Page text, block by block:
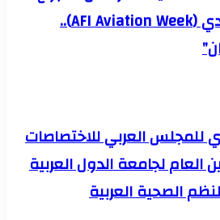
أفريقيا والمحيط الهندي (AFI Aviation Week)..
للمجلس العربي للاختصاصات
العام لجامعة الدول العربية
الصحية العربية